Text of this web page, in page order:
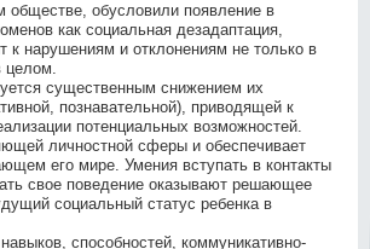
обществе, обусловили появление в
как социальная дезадаптация,
к нарушениям и отклонениям не только в
целом.
существенным снижением их
познавательной), приводящей к
потенциальных возможностей.
личностной сферы и обеспечивает
его мире. Умения вступать в контакты
свое поведение оказывают решающее
социальный статус ребенка в
способностей, коммуникативно-